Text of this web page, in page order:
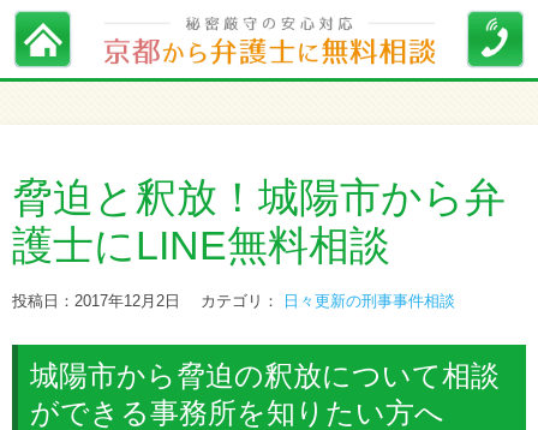
脅迫と釈放！城陽市から弁
護士にLINE無料相談
投稿日：2017年12月2日 カテゴリ： 日々更新の刑事事件相談
城陽市から脅迫の釈放について相談
ができる事務所を知りたい方へ